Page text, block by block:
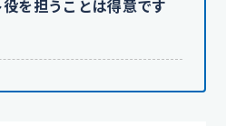
を担うことは得意です